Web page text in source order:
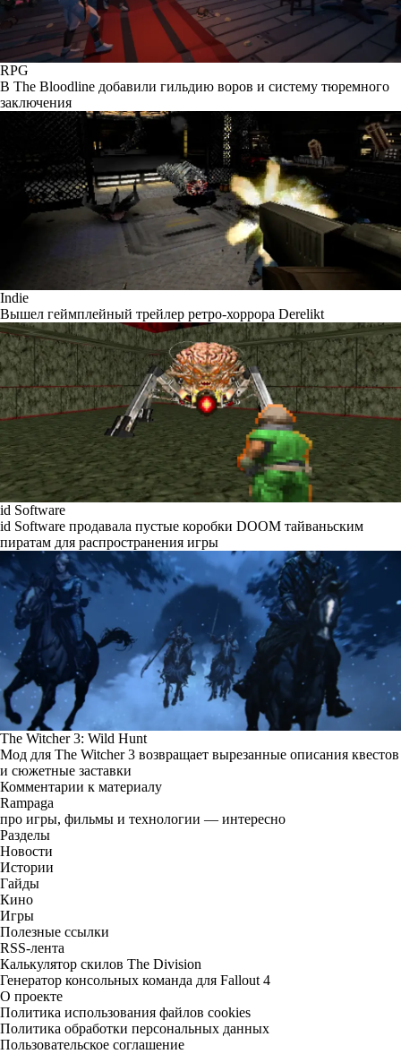
RPG
В The Bloodline добавили гильдию воров и систему тюремного
заключения
Indie
Вышел геймплейный трейлер ретро-хоррора Derelikt
id Software
id Software продавала пустые коробки DOOM тайваньским
пиратам для распространения игры
The Witcher 3: Wild Hunt
Мод для The Witcher 3 возвращает вырезанные описания квестов
и сюжетные заставки
Комментарии к материалу
Rampaga
про игры, фильмы и технологии — интересно
Разделы
Новости
Истории
Гайды
Кино
Игры
Полезные ссылки
RSS-лента
Калькулятор скилов The Division
Генератор консольных команда для Fallout 4
О проекте
Политика использования файлов cookies
Политика обработки персональных данных
Пользовательское соглашение